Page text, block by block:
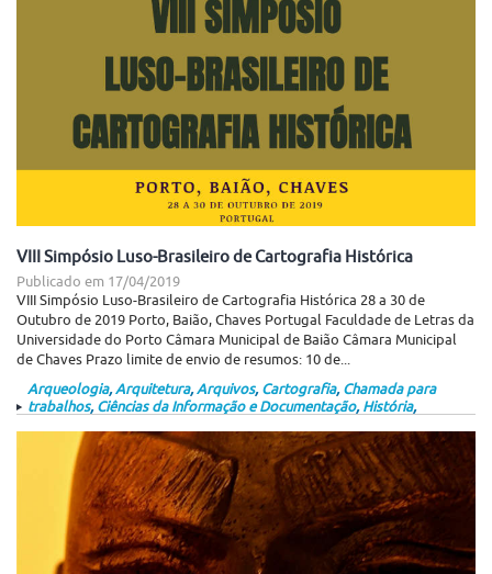
VIII Simpósio Luso-Brasileiro de Cartografia Histórica
Publicado em 17/04/2019
VIII Simpósio Luso-Brasileiro de Cartografia Histórica 28 a 30 de
Outubro de 2019 Porto, Baião, Chaves Portugal Faculdade de Letras da
Universidade do Porto Câmara Municipal de Baião Câmara Municipal
de Chaves Prazo limite de envio de resumos: 10 de...
Arqueologia,Arquitetura,Arquivos, Cartografia, Chamada para
trabalhos, Ciências da Informação e Documentação, História,